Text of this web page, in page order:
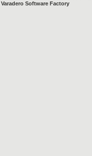
Varadero Software Factory